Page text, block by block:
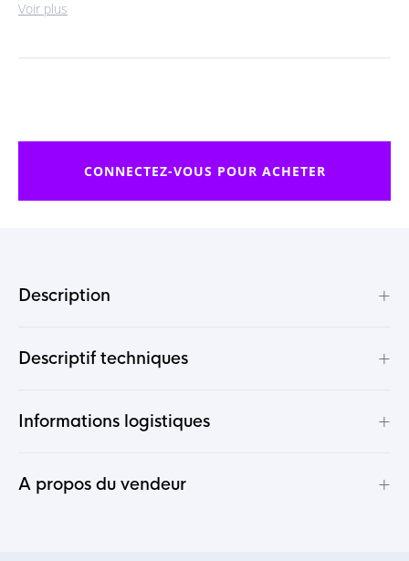
Voir plus
CONNECTEZ-VOUS POUR ACHETER
Description +
Descriptif techniques +
Informations logistiques +
A propos du vendeur +